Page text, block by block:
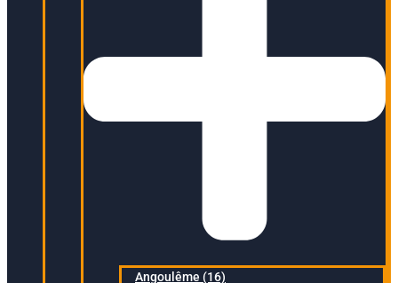
Angoulême (16)